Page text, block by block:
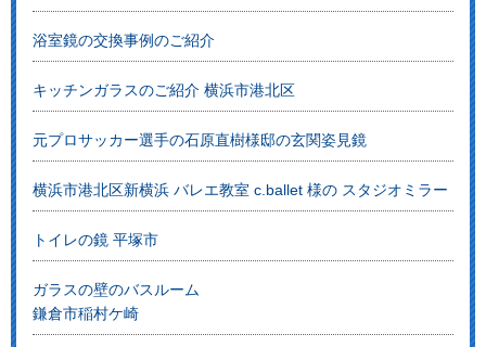
浴室鏡の交換事例のご紹介
キッチンガラスのご紹介 横浜市港北区
元プロサッカー選手の石原直樹様邸の玄関姿見鏡
横浜市港北区新横浜 バレエ教室 c.ballet 様の スタジオミラー
トイレの鏡 平塚市
ガラスの壁のバスルーム
鎌倉市稲村ケ崎